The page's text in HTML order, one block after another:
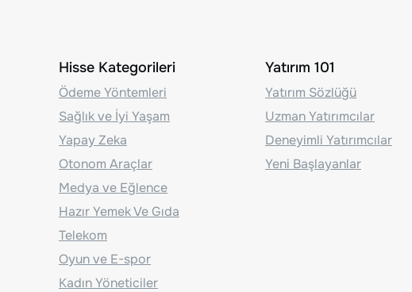
Hisse Kategorileri
Ödeme Yöntemleri
Sağlık ve İyi Yaşam
Yapay Zeka
Otonom Araçlar
Medya ve Eğlence
Hazır Yemek Ve Gıda
Telekom
Oyun ve E-spor
Kadın Yöneticiler
Yatırım 101
Yatırım Sözlüğü
Uzman Yatırımcılar
Deneyimli Yatırımcılar
Yeni Başlayanlar